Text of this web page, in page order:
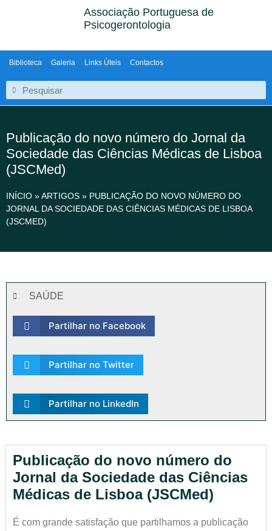
Associação Portuguesa de
Psicogerontologia
Biblioteca Galeria Links Úteis Contactos
Publicação do novo número do Jornal da
Sociedade das Ciências Médicas de Lisboa
(JSCMed)
INÍCIO »ARTIGOS » PUBLICAÇÃO DO NOVO NÚMERO DO
JORNAL DA SOCIEDADE DAS CIÊNCIAS MÉDICAS DE LISBOA
(JSCMED)
SAÚDE
Partilhar no Facebook
Partilhar no Twitter
Partilhar no LinkedIn
Publicação do novo número do
Jornal da Sociedade das Ciências
Médicas de Lisboa (JSCMed)
É com grande satisfação que partilhamos a publicação